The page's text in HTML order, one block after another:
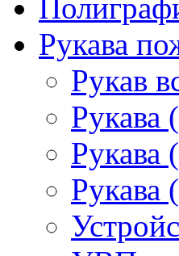
Рукава
Рукав
Рукава
Рукава